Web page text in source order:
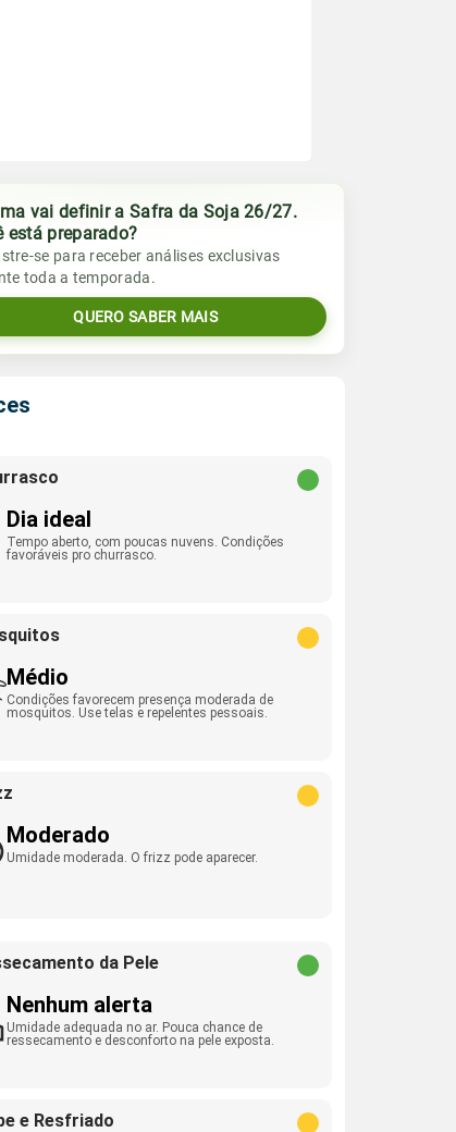
vai definir a Safra da Soja 26/27.
está preparado?
se para receber análises exclusivas
toda a temporada.
QUERO SABER MAIS
Dia ideal
Tempo aberto, com poucas nuvens. Condições
favoráveis pro churrasco.
Médio
Condições favorecem presença moderada de
mosquitos. Use telas e repelentes pessoais.
Moderado
Umidade moderada. O frizz pode aparecer.
da Pele
Nenhum alerta
Umidade adequada no ar. Pouca chance de
ressecamento e desconforto na pele exposta.
e Resfriado